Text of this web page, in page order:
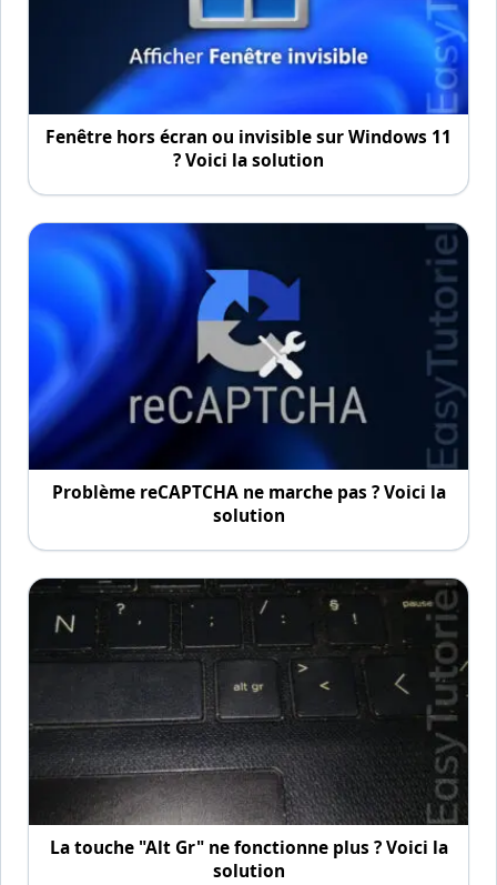
Fenêtre hors écran ou invisible sur Windows 11
? Voici la solution
Problème reCAPTCHA ne marche pas ? Voici la
solution
La touche "Alt Gr" ne fonctionne plus ? Voici la
solution